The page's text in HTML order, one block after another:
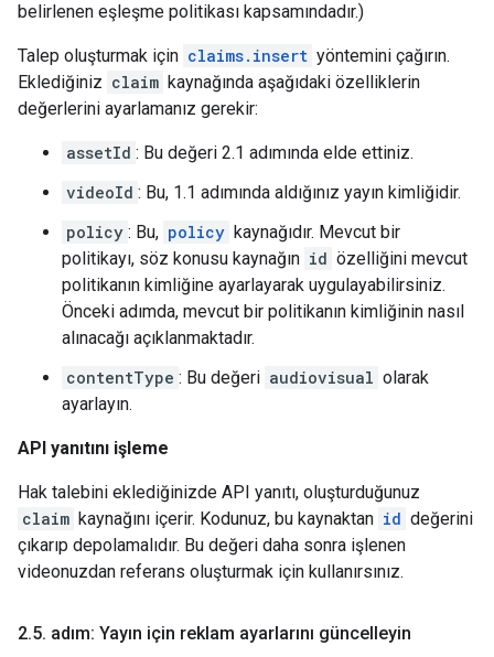
belirlenen eşleşme politikası kapsamındadır.)
Talep oluşturmak için claims.insert yöntemini çağırın.
Eklediğiniz claim kaynağında aşağıdaki özelliklerin
değerlerini ayarlamanız gerekir:
assetId : Bu değeri 2.1 adımında elde ettiniz.
videoId : Bu, 1.1 adımında aldığınız yayın kimliğidir.
policy : Bu, policy kaynağıdır. Mevcut bir
politikayı, söz konusu kaynağın id özelliğini mevcut
politikanın kimliğine ayarlayarak uygulayabilirsiniz.
Önceki adımda, mevcut bir politikanın kimliğinin nasıl
alınacağı açıklanmaktadır.
contentType : Bu değeri audiovisual olarak
ayarlayın.
API yanıtını işleme
Hak talebini eklediğinizde API yanıtı, oluşturduğunuz
claim kaynağını içerir. Kodunuz, bu kaynaktan id değerini
çıkarıp depolamalıdır. Bu değeri daha sonra işlenen
videonuzdan referans oluşturmak için kullanırsınız.
2.5. adım: Yayın için reklam ayarlarını güncelleyin